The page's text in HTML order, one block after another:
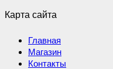
Карта сайта
Главная
Магазин
Контакты